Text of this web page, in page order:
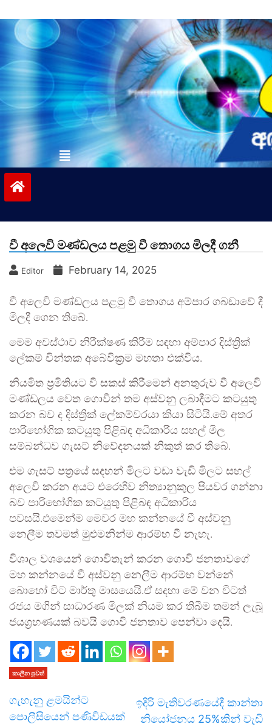
to
contentvinivida.lk
වී අලෙවි මණ්ඩලය පළමු වී තොගය මිලදී ගනී
Editor February 14, 2025
වී අලෙවි මණ්ඩලය පළමු වී තොගය අම්පාර ගබඩාවේ දී
මිලදී ගෙන තිබේ.
මෙම අවස්ථාව නිරීක්ෂණ කිරීම සඳහා අම්පාර දිස්ත්‍රික්
ලේකම් චින්තක අබේවික්‍රම මහතා එක්විය.
නියමිත ප්‍රමිතියට වී සකස් කිරීමෙන් අනතුරුව වී අලෙවි
මණ්ඩලය වෙත ගොවීන් තම අස්වනු ලබාදීමට කටයුතු
කරන බව ද දිස්ත්‍රික් ලේකම්වරයා කියා සිටියි.මේ අතර
පාරිභෝගික කටයුතු පිළිබඳ අධිකාරිය සහල් මිල
සම්බන්ධව ගැසට් නිවේදනයක් නිකුත් කර තිබේ.
එම ගැසට් පත්‍රයේ සදහන් මිලට වඩා වැඩි මිලට සහල්
අලෙවි කරන අයට එරෙහිව නිත්‍යානුකුල පියවර ගන්නා
බව පාරිභෝගික කටයුතු පිළිබඳ අධිකාරිය
පවසයි.එමෙන්ම මෙවර මහ කන්නයේ වී අස්වනු
නෙලීම තවමත් මුළුමනින්ම ආරම්භ වී නැහැ.
විශාල වශයෙන් ගොවිතැන් කරන ගොවි ජනතාවගේ
මහ කන්නයේ වී අස්වනු නෙලීම ආරම්භ වන්නේ
බොහෝ විට මාර්තු මාසයෙයි.ඒ සදහා මේ වන විටත්
රජය මගින් සාධාරණ මිලක් නියම කර තිබීම තමන් ලැබූ
ජයග්‍රහණයක් බවයි ගොවි ජනතාව පෙන්වා දෙයි.
කාලීන පුවත්
ගැහැනු ළමයින්ට
පොලීසියෙන් පණිවිඩයක්
ඉදිරි මැතිවරණයේදී කාන්තා
නියෝජනය 25%කින් වැඩි